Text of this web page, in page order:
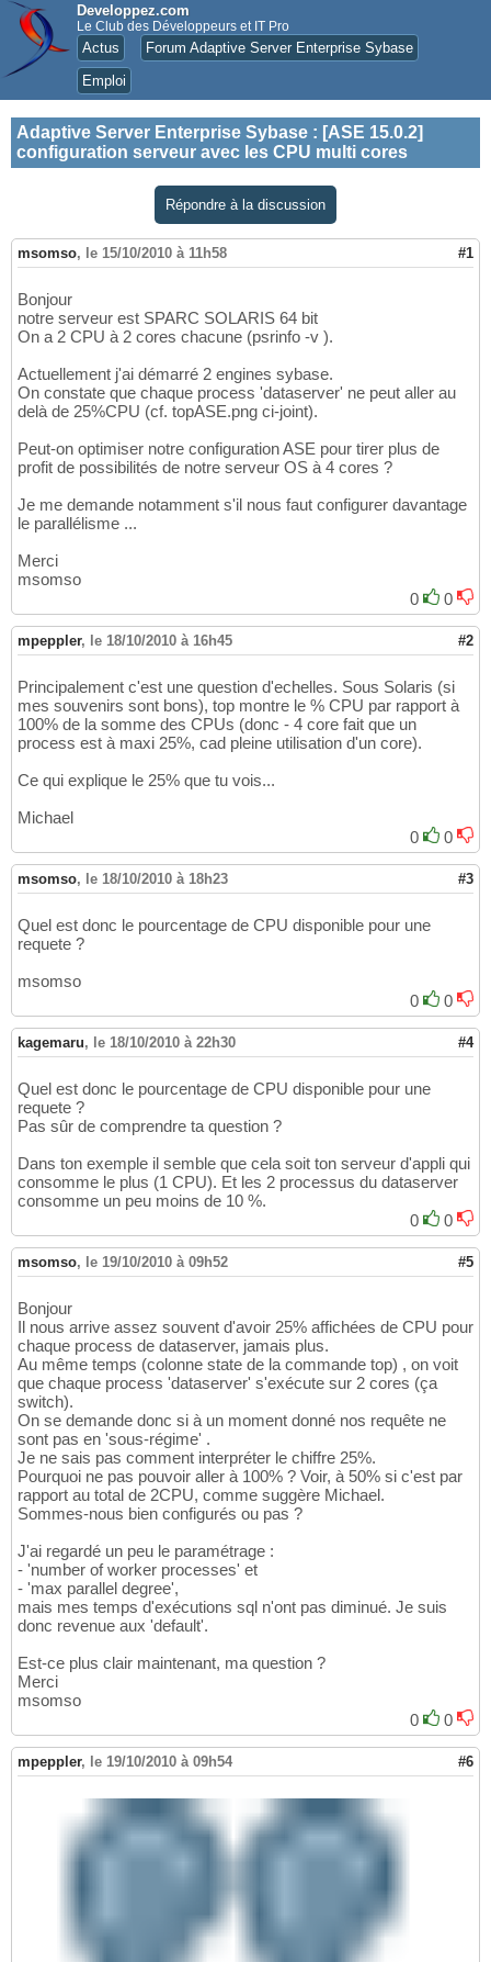
Developpez.com
Le Club des Développeurs et IT Pro
Actus
Forum Adaptive Server Enterprise Sybase
Emploi
Adaptive Server Enterprise Sybase : [ASE 15.0.2]
configuration serveur avec les CPU multi cores
Répondre à la discussion
msomso, le 15/10/2010 à 11h58 #1
Bonjour
notre serveur est SPARC SOLARIS 64 bit
On a 2 CPU à 2 cores chacune (psrinfo -v ).
Actuellement j'ai démarré 2 engines sybase.
On constate que chaque process 'dataserver' ne peut aller au
delà de 25%CPU (cf. topASE.png ci-joint).
Peut-on optimiser notre configuration ASE pour tirer plus de
profit de possibilités de notre serveur OS à 4 cores ?
Je me demande notamment s'il nous faut configurer davantage
le parallélisme ...
Merci
msomso
0
0
mpeppler, le 18/10/2010 à 16h45 #2
Principalement c'est une question d'echelles. Sous Solaris (si
mes souvenirs sont bons), top montre le % CPU par rapport à
100% de la somme des CPUs (donc - 4 core fait que un
process est à maxi 25%, cad pleine utilisation d'un core).
Ce qui explique le 25% que tu vois...
Michael
0
0
msomso, le 18/10/2010 à 18h23 #3
Quel est donc le pourcentage de CPU disponible pour une
requete ?
msomso
0
0
kagemaru, le 18/10/2010 à 22h30 #4
Quel est donc le pourcentage de CPU disponible pour une
requete ?
Pas sûr de comprendre ta question ?
Dans ton exemple il semble que cela soit ton serveur d'appli qui
consomme le plus (1 CPU). Et les 2 processus du dataserver
consomme un peu moins de 10 %.
0
0
msomso, le 19/10/2010 à 09h52 #5
Bonjour
Il nous arrive assez souvent d'avoir 25% affichées de CPU pour
chaque process de dataserver, jamais plus.
Au même temps (colonne state de la commande top) , on voit
que chaque process 'dataserver' s'exécute sur 2 cores (ça
switch).
On se demande donc si à un moment donné nos requête ne
sont pas en 'sous-régime' .
Je ne sais pas comment interpréter le chiffre 25%.
Pourquoi ne pas pouvoir aller à 100% ? Voir, à 50% si c'est par
rapport au total de 2CPU, comme suggère Michael.
Sommes-nous bien configurés ou pas ?
J'ai regardé un peu le paramétrage :
- 'number of worker processes' et
- 'max parallel degree',
mais mes temps d'exécutions sql n'ont pas diminué. Je suis
donc revenue aux 'default'.
Est-ce plus clair maintenant, ma question ?
Merci
msomso
0
0
mpeppler, le 19/10/2010 à 09h54 #6